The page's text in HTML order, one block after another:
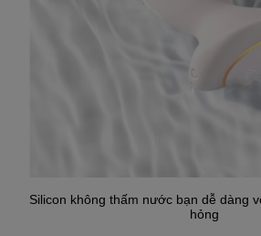
Silicon không thấm nước bạn dễ dàng
hỏng